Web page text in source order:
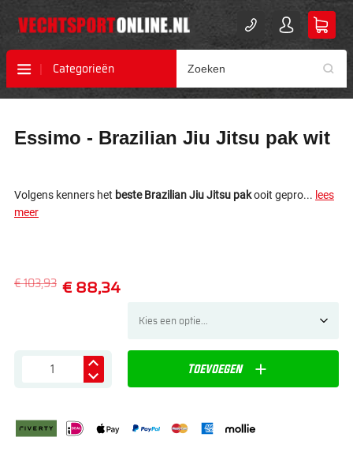
Categorieën
naar
de
afbeeldingen-
naar
de
afbeeldingen-
Essimo - Brazilian Jiu Jitsu pak wit
Volgens kenners het beste Brazilian Jiu Jitsu pakooit gepro... lees
meer
€ 88,34
€ 103,93
Toevoegen